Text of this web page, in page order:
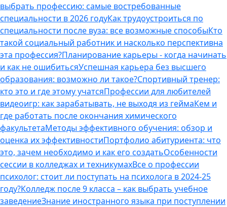
выбрать профессию: самые востребованные
специальности в 2026 годуКак трудоустроиться по
специальности после вуза: все возможные способыКто
такой социальный работник и насколько перспективна
эта профессия?Планирование карьеры - когда начинать
и как не ошибитьсяУспешная карьера без высшего
образования: возможно ли такое?Спортивный тренер:
кто это и где этому учатсяПрофессии для любителей
видеоигр: как зарабатывать, не выходя из геймаКем и
где работать после окончания химического
факультетаМетоды эффективного обучения: обзор и
оценка их эффективностиПортфолио абитуриента: что
это, зачем необходимо и как его создатьОсобенности
сессии в колледжах и техникумахВсе о профессии
психолог: стоит ли поступать на психолога в 2024-25
году?Колледж после 9 класса – как выбрать учебное
заведениеЗнание иностранного языка при поступлении